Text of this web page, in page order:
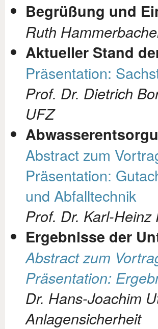
Begrüßung und
Ruth
Aktueller Stand
Präsentation:
Prof. Dr. Dietrich
UFZ
Abstract zum
Präsentation:
und Abfalltechnik
Prof. Dr. Karl-
Ergebnisse der
Abstract zum
Präsentation:
Dr. Hans-Joachim
Anlagensicherheit